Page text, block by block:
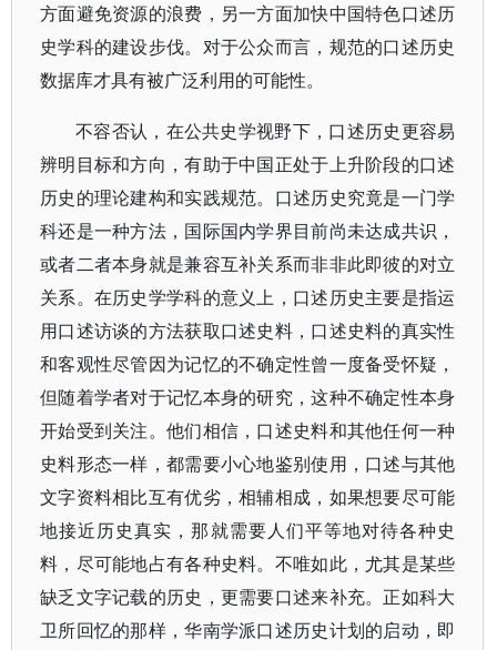
方面避免资源的浪费，另一方面加快中国特色口述历
史学科的建设步伐。对于公众而言，规范的口述历史
数据库才具有被广泛利用的可能性。
不容否认，在公共史学视野下，口述历史更容易
辨明目标和方向，有助于中国正处于上升阶段的口述
历史的理论建构和实践规范。口述历史究竟是一门学
科还是一种方法，国际国内学界目前尚未达成共识，
或者二者本身就是兼容互补关系而非非此即彼的对立
关系。在历史学学科的意义上，口述历史主要是指运
用口述访谈的方法获取口述史料，口述史料的真实性
和客观性尽管因为记忆的不确定性曾一度备受怀疑，
但随着学者对于记忆本身的研究，这种不确定性本身
开始受到关注。他们相信，口述史料和其他任何一种
史料形态一样，都需要小心地鉴别使用，口述与其他
文字资料相比互有优劣，相辅相成，如果想要尽可能
地接近历史真实，那就需要人们平等地对待各种史
料，尽可能地占有各种史料。不唯如此，尤其是某些
缺乏文字记载的历史，更需要口述来补充。正如科大
卫所回忆的那样，华南学派口述历史计划的启动，即